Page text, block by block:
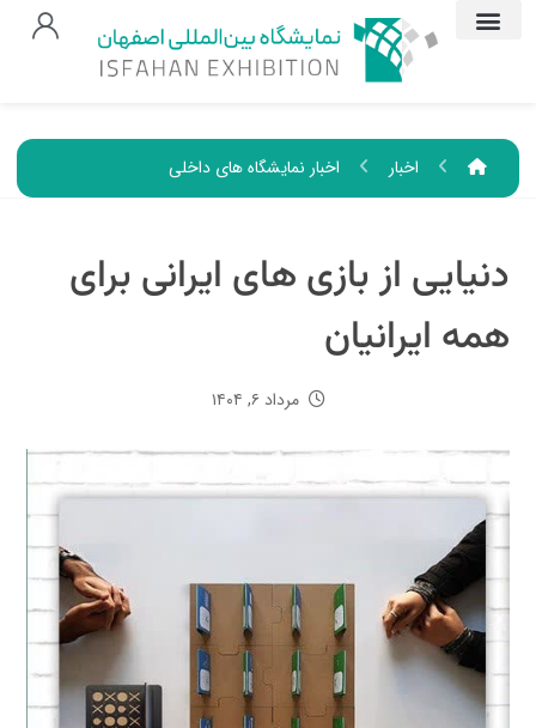
اخبار اخبار نمایشگاه های داخلی
دنیایی از بازی های ایرانی برای
همه ایرانیان
مرداد ۶, ۱۴۰۴